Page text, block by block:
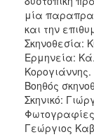
μία
και την
Σκηνοθεσία:
Ερμηνεία:
Κορογιάννης.
Βοηθός
Σκηνικό:
Γεώργιος